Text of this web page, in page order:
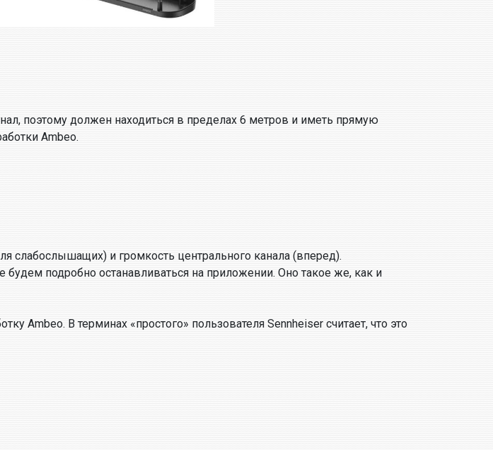
поэтому должен находиться в пределах 6 метров и иметь прямую
Ambeo.
слабослышащих) и громкость центрального канала (вперед).
подробно останавливаться на приложении. Оно такое же, как и
Ambeo. В терминах «простого» пользователя Sennheiser считает, что это